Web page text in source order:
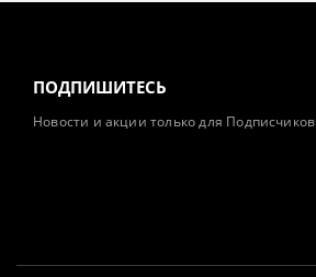
ПОДПИШИТЕСЬ
Новости и акции только для Подписчиков